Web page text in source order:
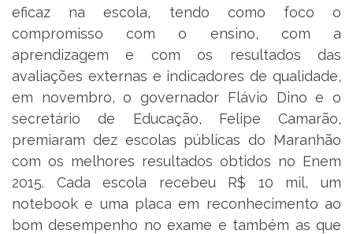
eficaz na escola, tendo como foco o
compromisso com o ensino, com a
aprendizagem e com os resultados das
avaliações externas e indicadores de qualidade,
em novembro, o governador Flávio Dino e o
secretário de Educação, Felipe Camarão,
premiaram dez escolas públicas do Maranhão
com os melhores resultados obtidos no Enem
2015. Cada escola recebeu R$ 10 mil, um
notebook e uma placa em reconhecimento ao
bom desempenho no exame e também as que